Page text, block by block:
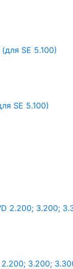
SE 5.100)
3.200;